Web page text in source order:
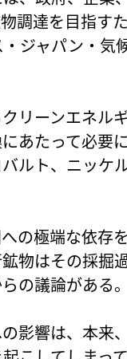
調達を目指す
ジャパン・気
リーンエネル
あたって必要
ルト、ニッケ
の極端な依存
物はその採掘
の議論がある。
影響は、本来